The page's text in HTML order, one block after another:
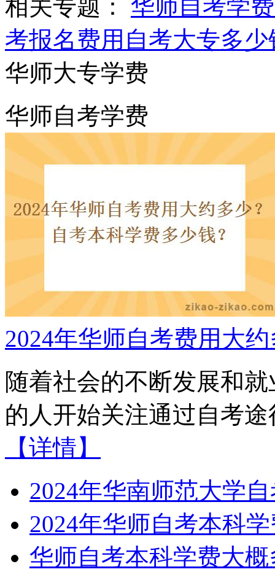
相关专题： 华师自考学费
考报名费用 自考大专多少
华师大专学费
华师自考学费
2024年华师自考费用大
随着社会的不断发展和
的人开始关注通过自考
【详情】
2024年华南师范大学
2024年华师自考本科
华师自考本科学费大